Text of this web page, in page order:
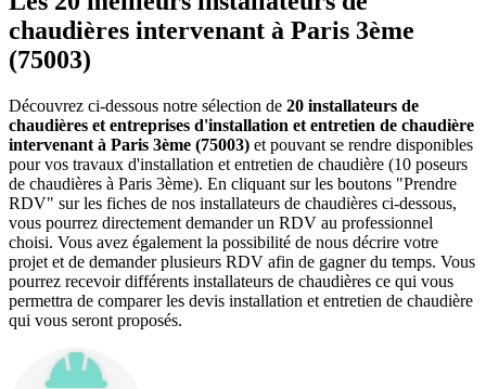
chaudières intervenant à Paris 3ème
(75003)
Découvrez ci-dessous notre sélection de 20 installateurs de
chaudières et entreprises d'installation et entretien de chaudière
intervenant à Paris 3ème (75003) et pouvant se rendre disponibles
pour vos travaux d'installation et entretien de chaudière (10 poseurs
de chaudières à Paris 3ème). En cliquant sur les boutons "Prendre
RDV" sur les fiches de nos installateurs de chaudières ci-dessous,
vous pourrez directement demander un RDV au professionnel
choisi. Vous avez également la possibilité de nous décrire votre
projet et de demander plusieurs RDV afin de gagner du temps. Vous
pourrez recevoir différents installateurs de chaudières ce qui vous
permettra de comparer les devis installation et entretien de chaudière
qui vous seront proposés.